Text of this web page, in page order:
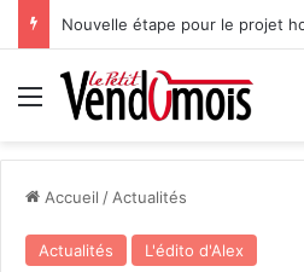
Nouvelle étape pour le projet
Menu
Accueil / Actualités
Actualités L'édito d'Alex